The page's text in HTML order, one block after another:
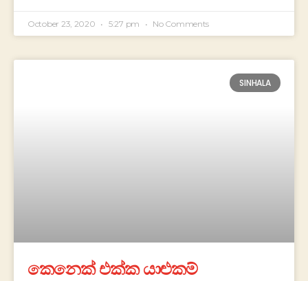
October 23, 2020 5:27 pm No Comments
SINHALA
කෙනෙක් එක්ක යාළුකම්